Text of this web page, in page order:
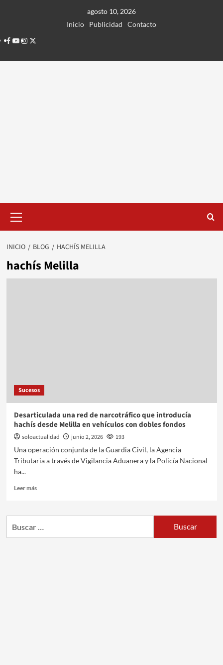
agosto 10, 2026
Inicio
Publicidad
Contacto
Facebook
Youtube
Instagram
Twitter
principal
INICIO BLOG HACHÍS MELILLA
hachís Melilla
Sucesos
Desarticulada una red de narcotráfico que introducía
hachís desde Melilla en vehículos con dobles fondos
soloactualidad junio 2, 2026
193
Una operación conjunta de la Guardia Civil, la Agencia
Tributaria a través de Vigilancia Aduanera y la Policía Nacional
ha...
Leer más